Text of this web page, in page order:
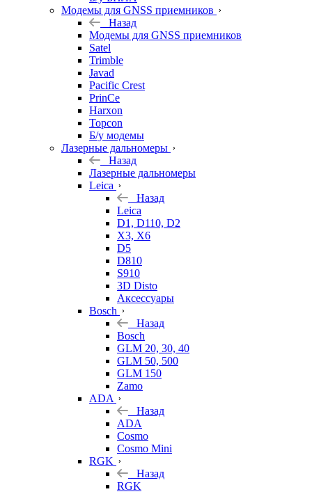
Модемы для GNSS приемников
Назад
Модемы для GNSS приемников
Satel
Trimble
Javad
Pacific Crest
PrinCe
Harxon
Topcon
Б/у модемы
Лазерные дальномеры
Назад
Лазерные дальномеры
Leica
Назад
Leica
D1, D110, D2
X3, X6
D5
D810
S910
3D Disto
Аксессуары
Bosch
Назад
Bosch
GLM 20, 30, 40
GLM 50, 500
GLM 150
Zamo
ADA
Назад
ADA
Cosmo
Cosmo Mini
RGK
Назад
RGK